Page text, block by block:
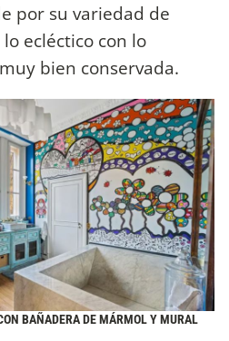
por su variedad de
ecléctico con lo
bien conservada.
BAÑADERA DE MÁRMOL Y MURAL